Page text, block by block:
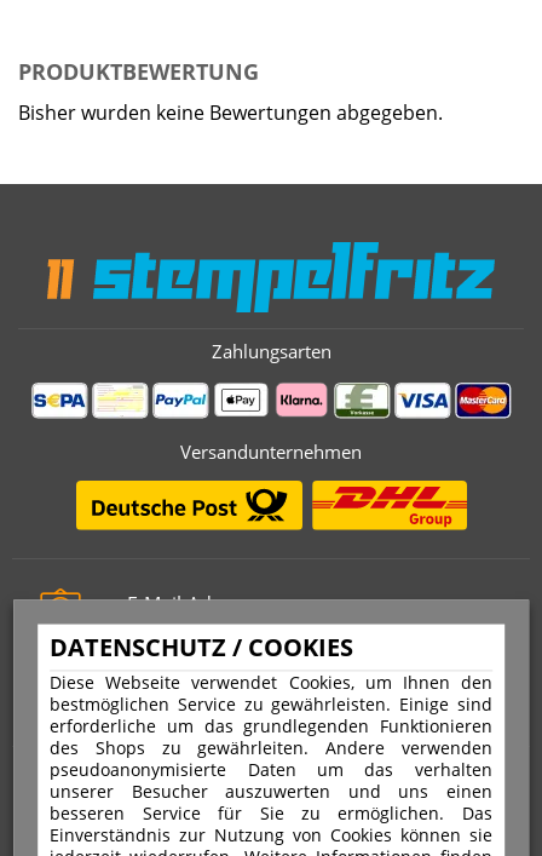
DATENSCHUTZ / COOKIES
Diese Webseite verwendet Cookies, um Ihnen den
bestmöglichen Service zu gewährleisten. Einige sind
erforderliche um das grundlegenden Funktionieren
des Shops zu gewährleiten. Andere verwenden
pseudoanonymisierte Daten um das verhalten
unserer Besucher auszuwerten und uns einen
besseren Service für Sie zu ermöglichen. Das
Einverständnis zur Nutzung von Cookies können sie
PRODUKTBEWERTUNG
Bisher wurden keine Bewertungen abgegeben.
Zahlungsarten
Versandunternehmen
E-Mail-Adresse
info@stempelfritz.de
Telefon
0221 677 812 08
Über uns
VERTRAG WIDERRUFEN IMPRESSUM